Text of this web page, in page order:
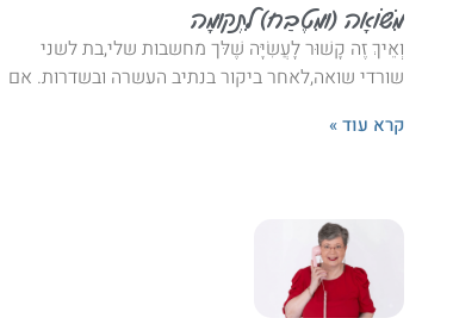
מִשּׁוֹאָה (וּמִטֶבַח) לִתְקוּמָה
וְאֵיךְ זֶה קָשׁוּר לָעֲשִׂיָּה שֶׁלּך מחשבות שלי,בת לשני
שורדי שואה,לאחר ביקור בנתיב העשרה ובשדרות. אם
קרא עוד »